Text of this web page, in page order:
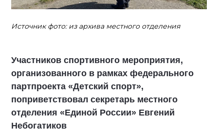
Источник фото: из архива местного отделения
Участников спортивного мероприятия,
организованного в рамках федерального
партпроекта «Детский спорт»,
поприветствовал секретарь местного
отделения «Единой России» Евгений
Небогатиков